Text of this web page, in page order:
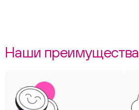
Наши преимущества